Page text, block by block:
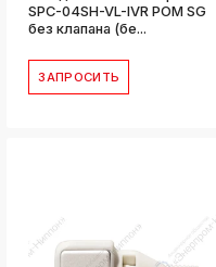
SPC-04SH-VL-IVR POM SG
без клапана (бе...
ЗАПРОСИТЬ